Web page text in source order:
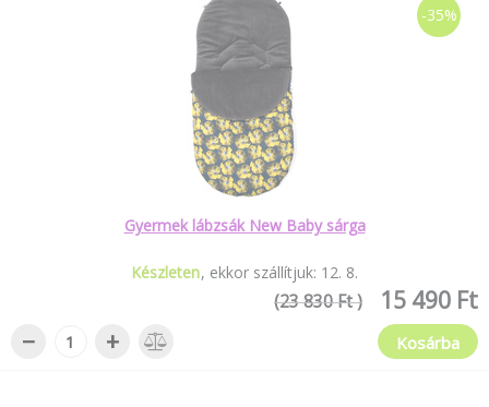
-35%
Gyermek lábzsák New Baby sárga
Készleten ekkor szállítjuk: 12. 8.
15 490 Ft
(23 830 Ft )
− + Kosárba